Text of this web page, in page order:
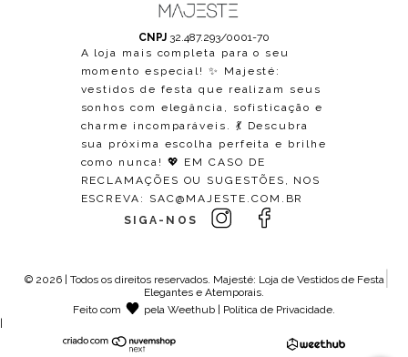
CNPJ 32.487.293/0001-70
A loja mais completa para o seu
momento especial! ✨ Majesté:
vestidos de festa que realizam seus
sonhos com elegância, sofisticação e
charme incomparáveis. 💃 Descubra
sua próxima escolha perfeita e brilhe
como nunca! 💖 EM CASO DE
RECLAMAÇÕES OU SUGESTÕES, NOS
ESCREVA: SAC@MAJESTE.COM.BR
SIGA-NOS
© 2026 | Todos os direitos reservados. Majesté: Loja de Vestidos de Festa
Elegantes e Atemporais.
Feito com
pelaWeethub Política de Privacidade.
|